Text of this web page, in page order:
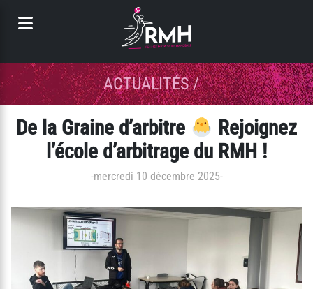
ACTUALITÉS/
De la Graine d’arbitre
Rejoignez
l’école d’arbitrage du RMH !
-mercredi 10 décembre 2025-
Panneau de gestion des cookies